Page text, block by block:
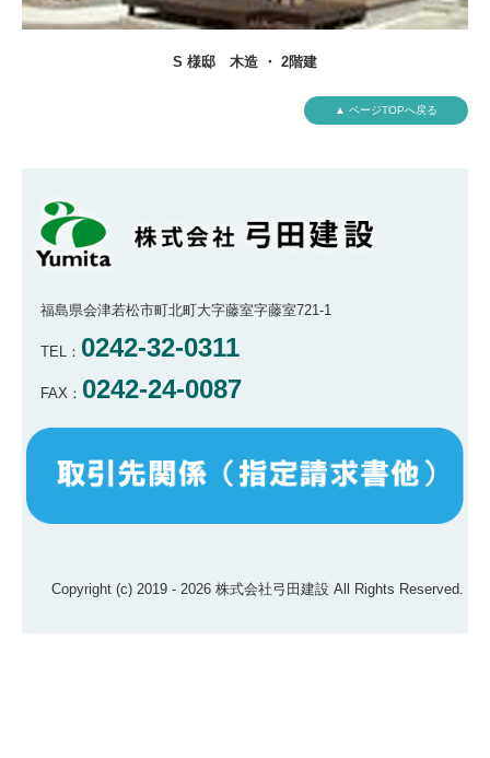
S 様邸 木造 ・ 2階建
▲ ページTOPへ戻る
福島県会津若松市町北町大字藤室字藤室721-1
TEL： 0242-32-0311
FAX： 0242-24-0087
Copyright (c) 2019 - 2026 株式会社弓田建設 All Rights Reserved.